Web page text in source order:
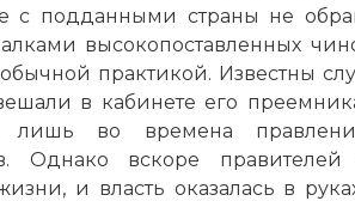
с подданными страны не
высокопоставленных
практикой. Известны
в кабинете его
лишь во времена
Однако вскоре
и власть оказалась в